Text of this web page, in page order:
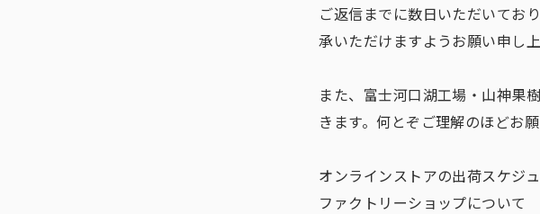
ご返信までに数日いただいてお
承いただけますようお願い申し上
また、富士河口湖工場・山神果
きます。何とぞご理解のほどお願
オンラインストアの出荷スケジ
ファクトリーショップについて